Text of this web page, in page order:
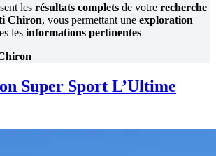
les résultats complets de votre recherche
Chiron, vous permettant une exploration
les informations pertinentes
Super Sport L’Ultime